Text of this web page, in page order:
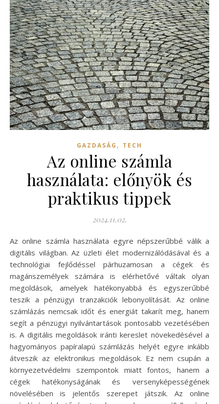
GAZDASÁG , TECH
Az online számla
használata: előnyök és
praktikus tippek
2024.11.02.
Az online számla használata egyre népszerűbbé válik a
digitális világban. Az üzleti élet modernizálódásával és a
technológiai fejlődéssel párhuzamosan a cégek és
magánszemélyek számára is elérhetővé váltak olyan
megoldások, amelyek hatékonyabbá és egyszerűbbé
teszik a pénzügyi tranzakciók lebonyolítását. Az online
számlázás nemcsak időt és energiát takarít meg, hanem
segít a pénzügyi nyilvántartások pontosabb vezetésében
is. A digitális megoldások iránti kereslet növekedésével a
hagyományos papíralapú számlázás helyét egyre inkább
átveszik az elektronikus megoldások. Ez nem csupán a
környezetvédelmi szempontok miatt fontos, hanem a
cégek hatékonyságának és versenyképességének
növelésében is jelentős szerepet játszik. Az online